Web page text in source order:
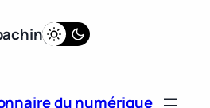
du numérique